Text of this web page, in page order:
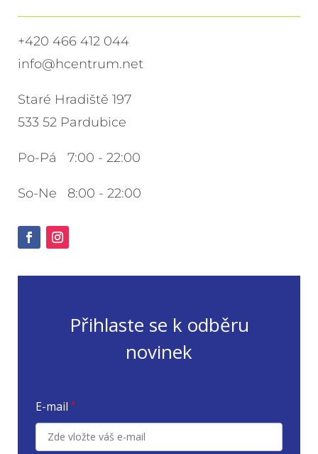
+420 466 412 044
info@hcentrum.net
Staré Hradiště 197
533 52 Pardubice
Po-Pá 7:00 - 22:00
So-Ne 8:00 - 22:00
Přihlaste se k odběru
novinek
E-mail *